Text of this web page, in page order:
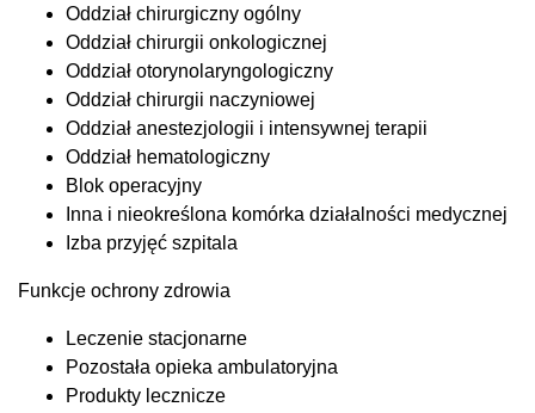
Oddział chirurgiczny ogólny
Oddział chirurgii onkologicznej
Oddział otorynolaryngologiczny
Oddział chirurgii naczyniowej
Oddział anestezjologii i intensywnej terapii
Oddział hematologiczny
Blok operacyjny
Inna i nieokreślona komórka działalności medycznej
Izba przyjęć szpitala
Funkcje ochrony zdrowia
Leczenie stacjonarne
Pozostała opieka ambulatoryjna
Produkty lecznicze